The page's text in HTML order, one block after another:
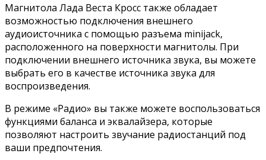
Магнитола Лада Веста Кросс также обладает
возможностью подключения внешнего
аудиоисточника с помощью разъема minijack,
расположенного на поверхности магнитолы. При
подключении внешнего источника звука, вы можете
выбрать его в качестве источника звука для
воспроизведения.
В режиме «Радио» вы также можете воспользоваться
функциями баланса и эквалайзера, которые
позволяют настроить звучание радиостанций под
ваши предпочтения.